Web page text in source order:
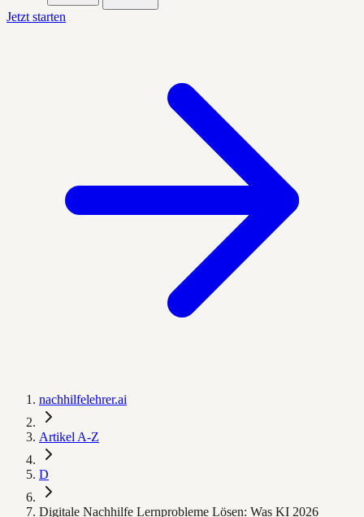
Jetzt starten
nachhilfelehrer.ai
Artikel A-Z
D
Digitale Nachhilfe Lernprobleme Lösen: Was KI 2026